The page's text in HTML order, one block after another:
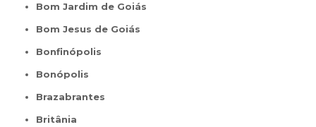
Bom Jardim de Goiás
Bom Jesus de Goiás
Bonfinópolis
Bonópolis
Brazabrantes
Britânia